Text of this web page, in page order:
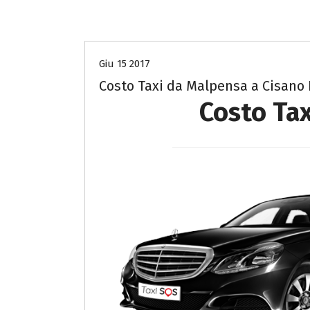
Giu 15 2017
Costo Taxi da Malpensa a Cisano
Costo